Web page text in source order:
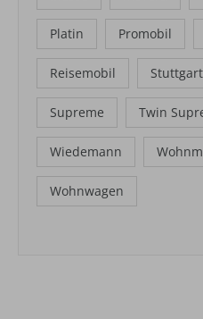
Platin Promobil
Reisemobil Stuttgart
Supreme Twin
Wiedemann
Wohnwagen